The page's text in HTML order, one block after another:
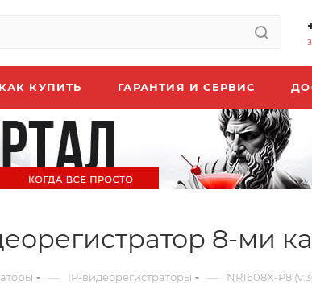
КАК КУПИТЬ ГАРАНТИЯ И СЕРВИС
8-ми
— IP-видеорегистраторы — NR1608X-P8